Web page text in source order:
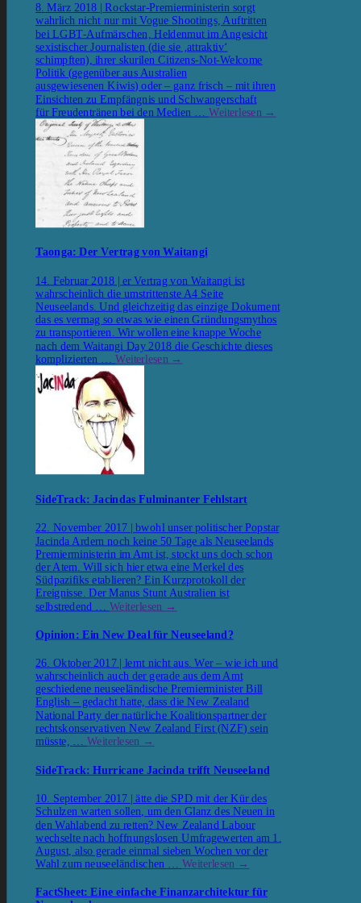
8. März 2018 | Rockstar-Premierministerin sorgt
wahrlich nicht nur mit Vogue Shootings, Auftritten
bei LGBT-Aufmärschen, Heldenmut im Angesicht
sexistischer Journalisten (die sie ‚attraktiv‘
schimpften), ihrer skurilen Citizens-Not-Welcome
Politik (gegenüber aus Australien
ausgewiesenen Kiwis) oder – ganz frisch – mit ihren
Einsichten zu Empfängnis und Schwangerschaft
für Freudentränen bei den Medien …Weiterlesen →
Taonga: Der Vertrag von Waitangi
14. Februar 2018 | er Vertrag von Waitangi ist
wahrscheinlich die umstrittenste A4 Seite
Neuseelands. Und gleichzeitig das einzige Dokument
das es vermag so etwas wie einen Gründungsmythos
zu transportieren. Wir wollen eine knappe Woche
nach dem Waitangi Day 2018 die Geschichte dieses
komplizierten … Weiterlesen →
SideTrack: Jacindas Fulminanter Fehlstart
22. November 2017 | bwohl unser politischer Popstar
Jacinda Ardern noch keine 50 Tage als Neuseelands
Premierministerin im Amt ist, stockt uns doch schon
der Atem. Will sich hier etwa eine Merkel des
Südpazifiks etablieren? Ein Kurzprotokoll der
Ereignisse. Der Manus Stunt Australien ist
selbstredend … Weiterlesen →
Opinion: Ein New Deal für Neuseeland?
26. Oktober 2017 | lernt nicht aus. Wer – wie ich und
wahrscheinlich auch der gerade aus dem Amt
geschiedene neuseeländische Premierminister Bill
English – gedacht hatte, dass die New Zealand
National Party der natürliche Koalitionspartner der
rechtskonservativen New Zealand First (NZF) sein
müsste, … Weiterlesen →
SideTrack: Hurricane Jacinda trifft Neuseeland
10. September 2017 | ätte die SPD mit der Kür des
Schulzen warten sollen, um den Glanz des Neuen in
den Wahlabend zu retten? New Zealand Labour
wechselte nach hoffnungslosen Umfragewerten am 1.
August, also gerade einmal sieben Wochen vor der
Wahl zum neuseeländischen … Weiterlesen →
FactSheet: Eine einfache Finanzarchitektur für